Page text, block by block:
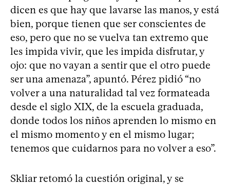
dicen es que hay que lavarse las manos, y está
bien, porque tienen que ser conscientes de
eso, pero que no se vuelva tan extremo que
les impida vivir, que les impida disfrutar, y
ojo: que no vayan a sentir que el otro puede
ser una amenaza”, apuntó. Pérez pidió “no
volver a una naturalidad tal vez formateada
desde el siglo XIX, de la escuela graduada,
donde todos los niños aprenden lo mismo en
el mismo momento y en el mismo lugar;
tenemos que cuidarnos para no volver a eso”.
Skliar retomó la cuestión original, y se